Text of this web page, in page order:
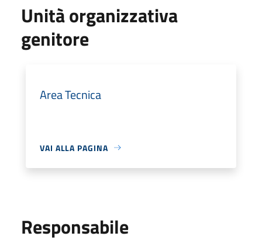
Unità organizzativa
genitore
Area Tecnica
VAI ALLA PAGINA
Responsabile